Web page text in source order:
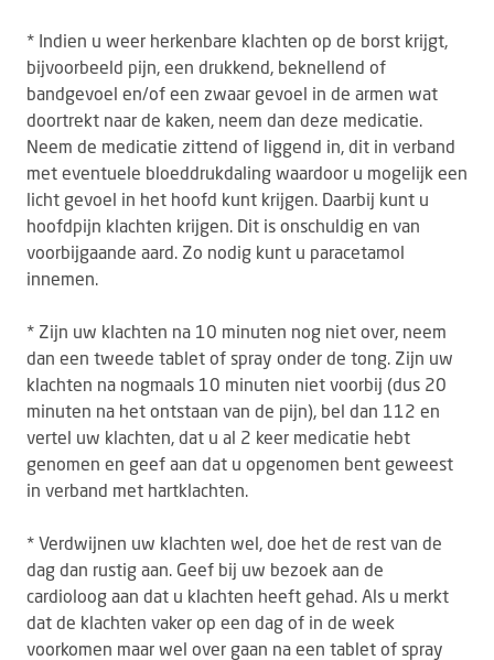
* Indien u weer herkenbare klachten op de borst krijgt,
bijvoorbeeld pijn, een drukkend, beknellend of
bandgevoel en/of een zwaar gevoel in de armen wat
doortrekt naar de kaken, neem dan deze medicatie.
Neem de medicatie zittend of liggend in, dit in verband
met eventuele bloeddrukdaling waardoor u mogelijk een
licht gevoel in het hoofd kunt krijgen. Daarbij kunt u
hoofdpijn klachten krijgen. Dit is onschuldig en van
voorbijgaande aard. Zo nodig kunt u paracetamol
innemen.
* Zijn uw klachten na 10 minuten nog niet over, neem
dan een tweede tablet of spray onder de tong. Zijn uw
klachten na nogmaals 10 minuten niet voorbij (dus 20
minuten na het ontstaan van de pijn), bel dan 112 en
vertel uw klachten, dat u al 2 keer medicatie hebt
genomen en geef aan dat u opgenomen bent geweest
in verband met hartklachten.
* Verdwijnen uw klachten wel, doe het de rest van de
dag dan rustig aan. Geef bij uw bezoek aan de
cardioloog aan dat u klachten heeft gehad. Als u merkt
dat de klachten vaker op een dag of in de week
voorkomen maar wel over gaan na een tablet of spray